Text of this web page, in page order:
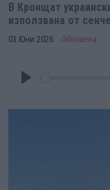
В Кронщат
използвана от
03 Юни 2026 Обновена